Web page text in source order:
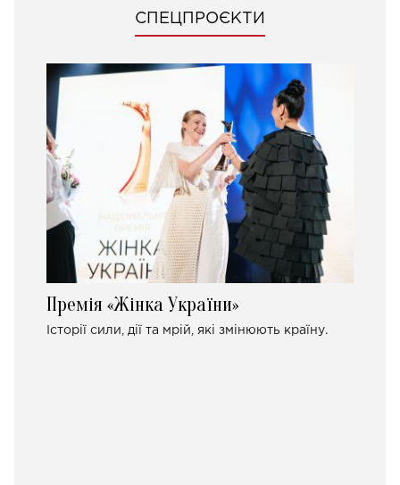
СПЕЦПРОЄКТИ
Премія «Жінка України»
Історії сили, дії та мрій, які змінюють країну.